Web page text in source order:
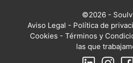
©2026 -
Aviso Legal - Política de
Cookies - Términos y
las que